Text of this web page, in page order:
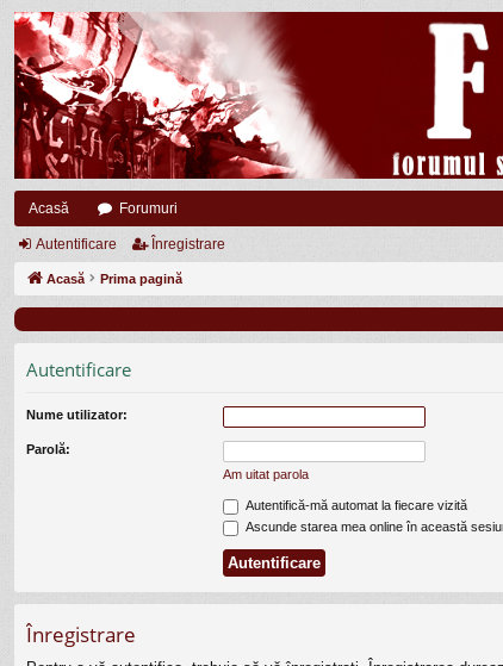
Acasă Forumuri
Autentificare Înregistrare
Acasă Prima pagină
Autentificare
Nume utilizator:
Parolă:
Am uitat parola
Autentifică-mă automat la fiecare vizită
Ascunde starea mea online în această
Înregistrare